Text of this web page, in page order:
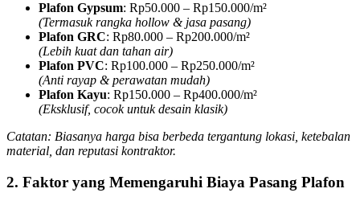
Plafon Gypsum: Rp50.000 – Rp150.000/m²
(Termasuk rangka hollow & jasa pasang)
Plafon GRC: Rp80.000 – Rp200.000/m²
(Lebih kuat dan tahan air)
Plafon PVC: Rp100.000 – Rp250.000/m²
(Anti rayap & perawatan mudah)
Plafon Kayu: Rp150.000 – Rp400.000/m²
(Eksklusif, cocok untuk desain klasik)
Catatan: Biasanya harga bisa berbeda tergantung lokasi, ketebalan
material, dan reputasi kontraktor.
2. Faktor yang Memengaruhi Biaya Pasang Plafon